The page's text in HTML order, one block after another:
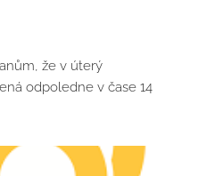
že v úterý
odpoledne v čase 14